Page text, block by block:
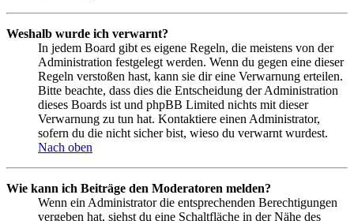
Weshalb wurde ich verwarnt?
In jedem Board gibt es eigene Regeln, die meistens von der
Administration festgelegt werden. Wenn du gegen eine dieser
Regeln verstoßen hast, kann sie dir eine Verwarnung erteilen.
Bitte beachte, dass dies die Entscheidung der Administration
dieses Boards ist und phpBB Limited nichts mit dieser
Verwarnung zu tun hat. Kontaktiere einen Administrator,
sofern du die nicht sicher bist, wieso du verwarnt wurdest.
Nach oben
Wie kann ich Beiträge den Moderatoren melden?
Wenn ein Administrator die entsprechenden Berechtigungen
vergeben hat, siehst du eine Schaltfläche in der Nähe des